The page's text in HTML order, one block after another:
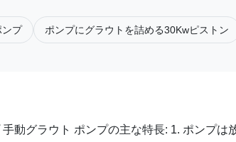
ンプ ポンプにグラウトを詰める30Kwピストン
動グラウト ポンプの主な特長: 1. ポンプは